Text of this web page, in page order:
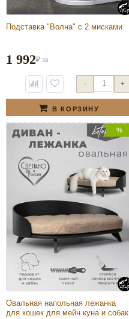
Подставка "Волна" с 2 мисками
1 992₽ за
- +
В КОРЗИНУ
%
Овальная напольная лежанка
для кошек для мейн куна и собак